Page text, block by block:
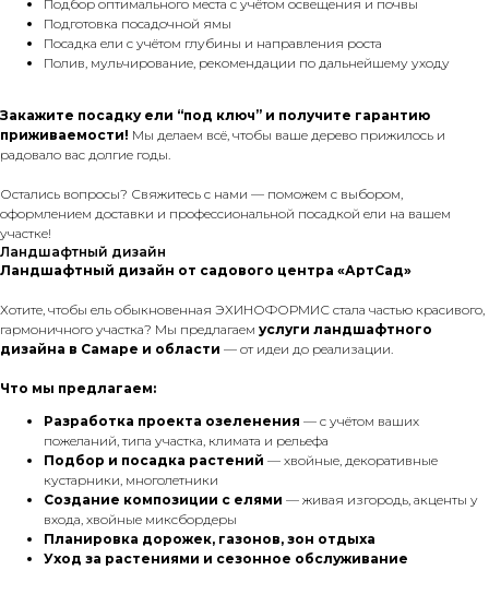
Подбор оптимального места с учётом освещения и почвы
Подготовка посадочной ямы
Посадка ели с учётом глубины и направления роста
Полив, мульчирование, рекомендации по дальнейшему уходу
Закажите посадку ели “под ключ” и получите гарантию
приживаемости! Мы делаем всё, чтобы ваше дерево прижилось и
радовало вас долгие годы.
Остались вопросы? Свяжитесь с нами — поможем с выбором,
оформлением доставки и профессиональной посадкой ели на вашем
участке!
Ландшафтный дизайн
Ландшафтный дизайн от садового центра «АртСад»
Хотите, чтобы ель обыкновенная ЭХИНОФОРМИС стала частью красивого,
гармоничного участка? Мы предлагаем услуги ландшафтного
дизайна в Самаре и области — от идеи до реализации.
Что мы предлагаем:
Разработка проекта озеленения — с учётом ваших
пожеланий, типа участка, климата и рельефа
Подбор и посадка растений — хвойные, декоративные
кустарники, многолетники
Создание композиции с елями — живая изгородь, акценты у
входа, хвойные миксбордеры
Планировка дорожек, газонов, зон отдыха
Уход за растениями и сезонное обслуживание